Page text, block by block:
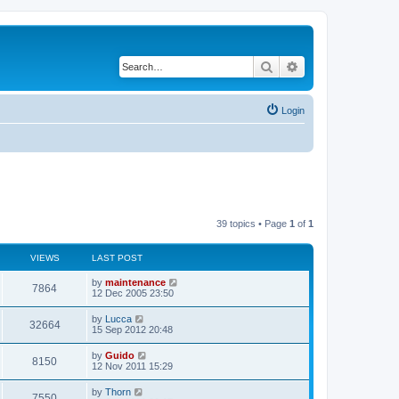
Search
Login
39 topics • Page 1 of 1
VIEWS LAST POST
7864 by maintenance
12 Dec 2005 23:50
32664 by Lucca
15 Sep 2012 20:48
8150 by Guido
12 Nov 2011 15:29
by Thorn